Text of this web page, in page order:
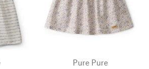
Pure Pure